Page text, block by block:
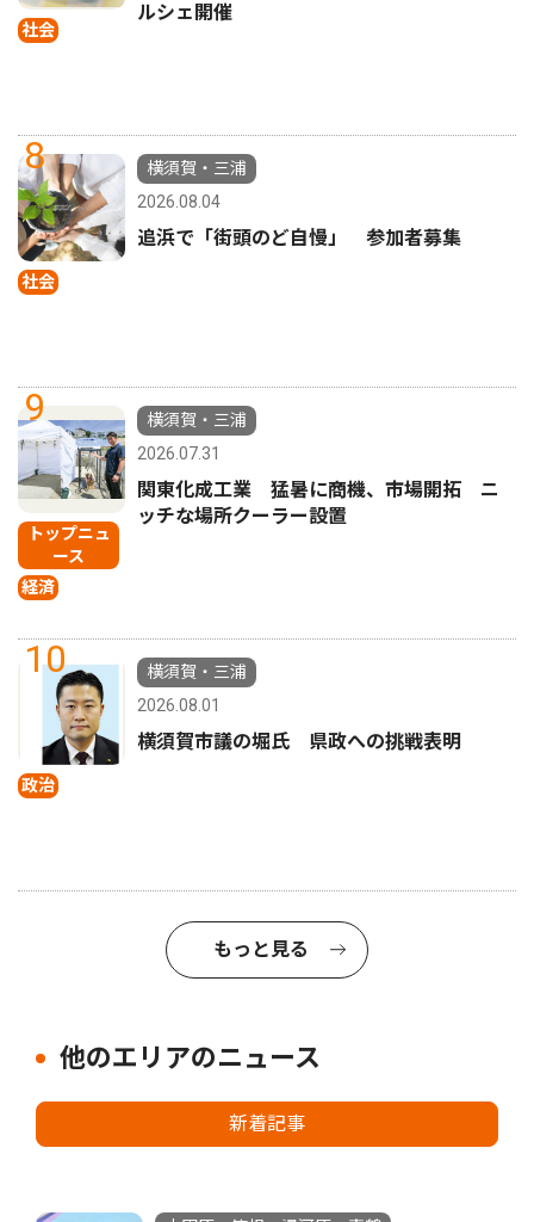
社会
ルシェ開催
8
社会
横須賀・三浦
2026.08.04
追浜で「街頭のど自慢」 参加者募集
9
トップニュ
ース
経済
横須賀・三浦
2026.07.31
関東化成工業 猛暑に商機、市場開拓 ニ
ッチな場所クーラー設置
10
政治
横須賀・三浦
2026.08.01
横須賀市議の堀氏 県政への挑戦表明
もっと見る
他のエリアのニュース
新着記事